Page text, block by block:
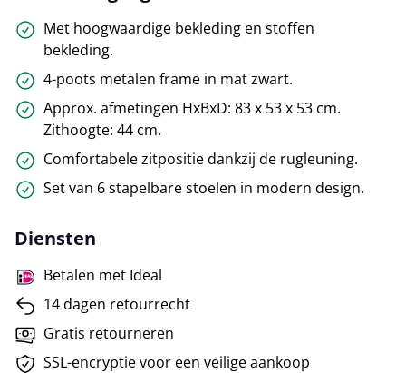
Met hoogwaardige bekleding en stoffen
bekleding.
4-poots metalen frame in mat zwart.
Approx. afmetingen HxBxD: 83 x 53 x 53 cm.
Zithoogte: 44 cm.
Comfortabele zitpositie dankzij de rugleuning.
Set van 6 stapelbare stoelen in modern design.
Diensten
Betalen met Ideal
14 dagen retourrecht
Gratis retourneren
SSL-encryptie voor een veilige aankoop